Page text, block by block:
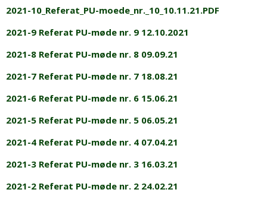
2021-10_Referat_PU-moede_nr._10_10.11.21.PDF
2021-9 Referat PU-møde nr. 9 12.10.2021
2021-8 Referat PU-møde nr. 8 09.09.21
2021-7 Referat PU-møde nr. 7 18.08.21
2021-6 Referat PU-møde nr. 6 15.06.21
2021-5 Referat PU-møde nr. 5 06.05.21
2021-4 Referat PU-møde nr. 4 07.04.21
2021-3 Referat PU-møde nr. 3 16.03.21
2021-2 Referat PU-møde nr. 2 24.02.21